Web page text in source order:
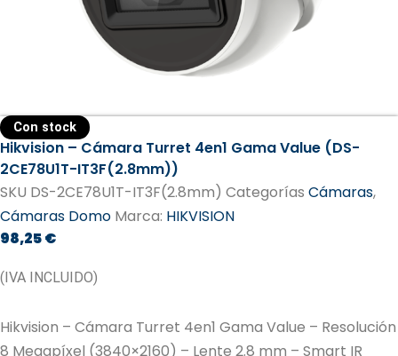
Con stock
Hikvision – Cámara Turret 4en1 Gama Value (DS-
2CE78U1T-IT3F(2.8mm))
SKU DS-2CE78U1T-IT3F(2.8mm) Categorías Cámaras,
Cámaras Domo Marca: HIKVISION
98,25€
(IVA INCLUIDO)
Hikvision – Cámara Turret 4en1 Gama Value – Resolución
8 Megapíxel (3840×2160) – Lente 2.8 mm – Smart IR